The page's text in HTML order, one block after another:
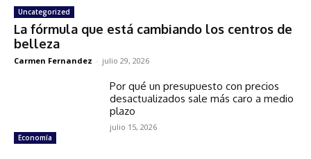
Uncategorized
La fórmula que está cambiando los centros de
belleza
Carmen Fernandez - julio 29, 2026
Economía
Por qué un presupuesto con precios
desactualizados sale más caro a medio
plazo
julio 15, 2026